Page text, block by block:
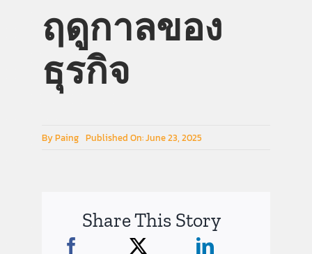
คู่มือการใช้งาน
สมัครใช้งานฟรี
เข้าสู่ระบบ​
ฤดูกาลของ
ธุรกิจ
ByPaing Published On: June 23, 2025
Share This Story